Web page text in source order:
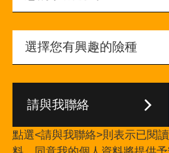
請與我聯絡
點選<請與我聯絡>則表示已閱讀